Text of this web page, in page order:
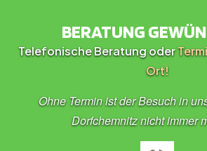
BERATUNG
Telefonische Beratung oder
Ort!
Ohne Termin ist der Besuch in
Dorfchemnitz nicht immer